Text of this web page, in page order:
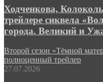
Ходченкова,
трейлере сиквела
города. Великий и
Второй сезон «Тёмной
полноценный трейлер
27.07.2026